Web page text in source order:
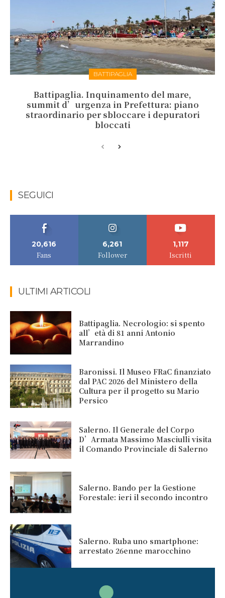
BATTIPAGLIA
Battipaglia. Inquinamento del mare,
summit d’urgenza in Prefettura: piano
straordinario per sbloccare i depuratori
bloccati
SEGUICI
20,616
Fans
6,261
Follower
1,117
Iscritti
ULTIMI ARTICOLI
Battipaglia. Necrologio: si spento
all’età di 81 anni Antonio
Marrandino
Baronissi. Il Museo FRaC finanziato
dal PAC 2026 del Ministero della
Cultura per il progetto su Mario
Persico
Salerno. Il Generale del Corpo
D’Armata Massimo Masciulli visita
il Comando Provinciale di Salerno
Salerno. Bando per la Gestione
Forestale: ieri il secondo incontro
Salerno. Ruba uno smartphone:
arrestato 26enne marocchino